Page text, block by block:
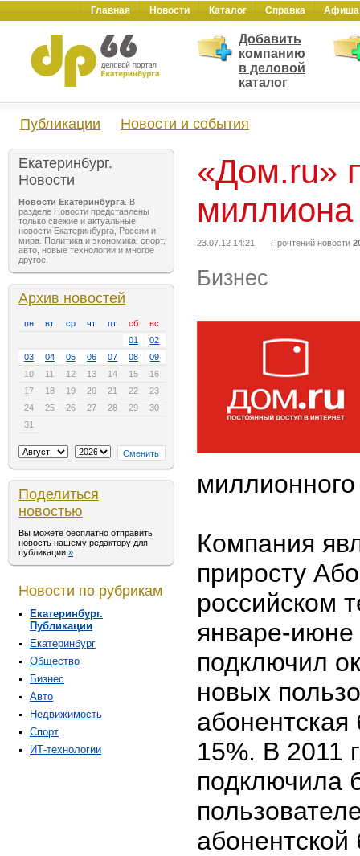
Главная Новости Каталог Справка Афиша
Добавить
компанию
в деловой
каталог
Публикации Новости и события
Екатеринбург.
Новости
Новости Екатеринбурга . В
разделе Новости представлены
только свежие и актуальные
новости Екатеринбурга, России и
мира. Политика и экономика, спорт,
авто, новые технологии и многое
другое.
Архив новостей
пн вт ср чт пт сб
вс
01
02
03
04 05 06 07 08
09
10
11 12 13 14 15
16
17
18 19 20 21 22
23
24
25 26 27 28 29
30
31
Поделиться
новостью
Вы можете бесплатно отправить
новость нашему редактору для
публикации »
Новости по рубрикам
Екатеринбург.
Публикации
Екатеринбург
Общество
Бизнес
Авто
Недвижимость
Спорт
ИТ-технологии
«Дом.ru»
23.07.12 14:21 Прочтений новости
Бизнес
Компания
приросту
российском
январе-
подключил
новых
15%. В 2011
подключила